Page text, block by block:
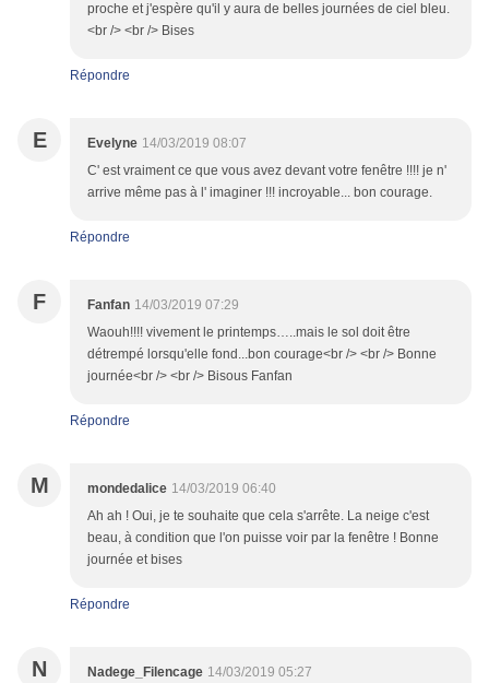
proche et j'espère qu'il y aura de belles journées de ciel bleu.
<br /> <br /> Bises
Répondre
E Evelyne 14/03/2019 08:07
C' est vraiment ce que vous avez devant votre fenêtre !!!! je n'
arrive même pas à l' imaginer !!! incroyable... bon courage.
Répondre
F Fanfan 14/03/2019 07:29
Waouh!!!! vivement le printemps…..mais le sol doit être
détrempé lorsqu'elle fond...bon courage<br /> <br /> Bonne
journée<br /> <br /> Bisous Fanfan
Répondre
M mondedalice 14/03/2019 06:40
Ah ah ! Oui, je te souhaite que cela s'arrête. La neige c'est
beau, à condition que l'on puisse voir par la fenêtre ! Bonne
journée et bises
Répondre
N Nadege_Filencage 14/03/2019 05:27